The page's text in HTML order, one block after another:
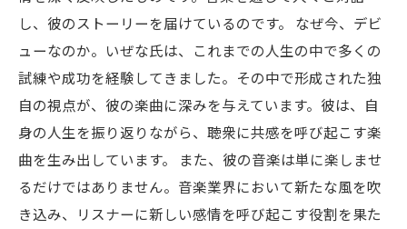
し、彼のストーリーを届けているのです。 なぜ今、デビ
ューなのか。いぜな氏は、これまでの人生の中で多くの
試練や成功を経験してきました。その中で形成された独
自の視点が、彼の楽曲に深みを与えています。彼は、自
身の人生を振り返りながら、聴衆に共感を呼び起こす楽
曲を生み出しています。 また、彼の音楽は単に楽しませ
るだけではありません。音楽業界において新たな風を吹
き込み、リスナーに新しい感情を呼び起こす役割を果た